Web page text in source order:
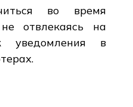
во время
отвлекаясь на
уведомления в